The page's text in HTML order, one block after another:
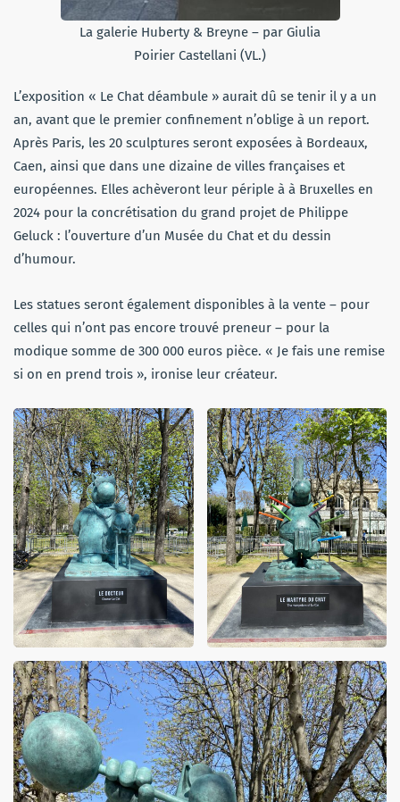
La galerie Huberty & Breyne – par Giulia
Poirier Castellani (VL.)
L’exposition « Le Chat déambule » aurait dû se tenir il y a un
an, avant que le premier confinement n’oblige à un report.
Après Paris, les 20 sculptures seront exposées à Bordeaux,
Caen, ainsi que dans une dizaine de villes françaises et
européennes. Elles achèveront leur périple à à Bruxelles en
2024 pour la concrétisation du grand projet de Philippe
Geluck : l’ouverture d’un Musée du Chat et du dessin
d’humour.
Les statues seront également disponibles à la vente – pour
celles qui n’ont pas encore trouvé preneur – pour la
modique somme de 300 000 euros pièce. « Je fais une remise
si on en prend trois », ironise leur créateur.